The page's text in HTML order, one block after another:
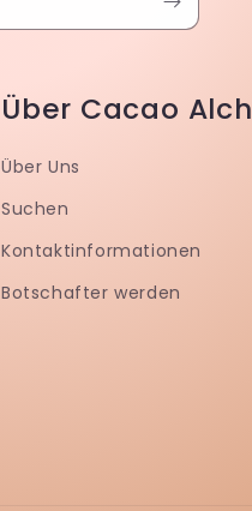
Über Cacao
Über Uns
Suchen
Kontaktinformationen
Botschafter werden